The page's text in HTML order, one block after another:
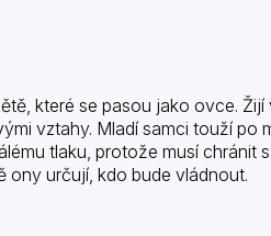
které se pasou jako ovce. Žijí
vztahy. Mladí samci touží po
tlaku, protože musí chránit
ony určují, kdo bude vládnout.